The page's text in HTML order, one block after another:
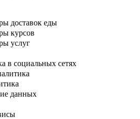
доставок еды
курсов
услуг
в социальных сетях
данных